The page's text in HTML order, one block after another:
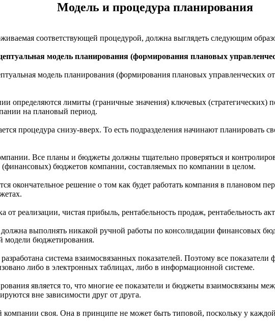
Модель и процедура планирования
соответствующей процедурой, должна выглядеть следующим
модель планирования (формирования плановых
определяются лимиты (граничные значения) ключевых (стратегических)
на плановый период.
процедура снизу-вверх. То есть подразделения начинают планировать
Все планы и бюджеты должны тщательно проверяться и
бюджетов компании, составляемых по компании в целом.
решение о том как будет работать компания в плановом
реализации, чистая прибыль, рентабельность продаж, рентабельность
выполнять никакой ручной работы по консолидации финансовых
модели бюджетирования.
система взаимосвязанных показателей. Поэтому все
либо в электронных таблицах, либо в информационной системе.
является то, что многие ее показатели и бюджеты взаимосвязаны
вне зависимости друг от друга.
своя. Она в принципе не может быть типовой, поскольку у